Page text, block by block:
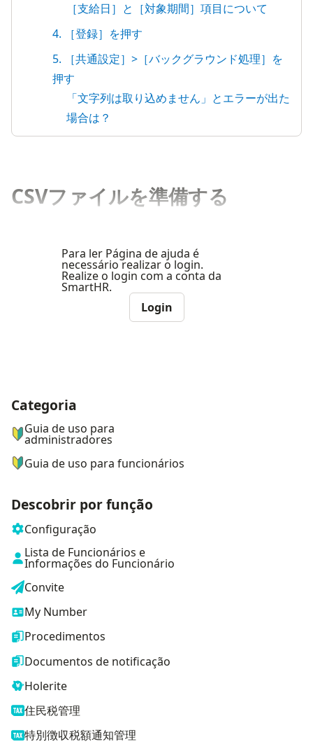
［支給日］と［対象期間］項目について
4. ［登録］を押す
5. ［共通設定］>［バックグラウンド処理］を
押す
「文字列は取り込めません」とエラーが出た
場合は？
CSVファイルを準備する
Para ler Página de ajuda é
necessário realizar o login.
Realize o login com a conta da
SmartHR.
Login
ナビゲーションメニュー
Categoria
Guia de uso para
administradores
Guia de uso para funcionários
Descobrir por função
Configuração
Lista de Funcionários e
Informações do Funcionário
Convite
My Number
Procedimentos
Documentos de notificação
Holerite
住民税管理
特別徴収税額通知管理